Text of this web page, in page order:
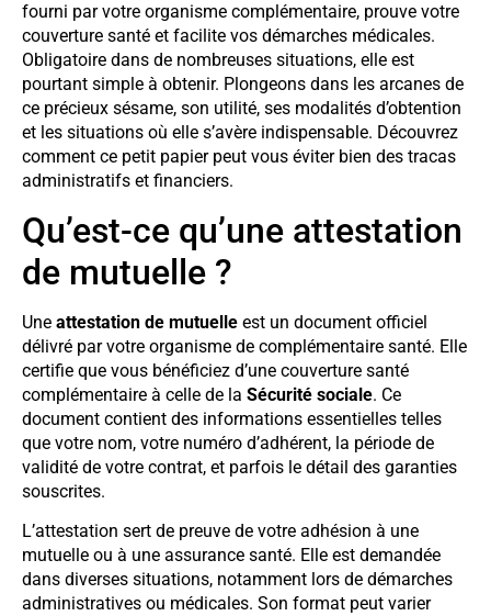
fourni par votre organisme complémentaire, prouve votre
couverture santé et facilite vos démarches médicales.
Obligatoire dans de nombreuses situations, elle est
pourtant simple à obtenir. Plongeons dans les arcanes de
ce précieux sésame, son utilité, ses modalités d’obtention
et les situations où elle s’avère indispensable. Découvrez
comment ce petit papier peut vous éviter bien des tracas
administratifs et financiers.
Qu’est-ce qu’une attestation
de mutuelle ?
Une attestation de mutuelle est un document officiel
délivré par votre organisme de complémentaire santé. Elle
certifie que vous bénéficiez d’une couverture santé
complémentaire à celle de la Sécurité sociale. Ce
document contient des informations essentielles telles
que votre nom, votre numéro d’adhérent, la période de
validité de votre contrat, et parfois le détail des garanties
souscrites.
L’attestation sert de preuve de votre adhésion à une
mutuelle ou à une assurance santé. Elle est demandée
dans diverses situations, notamment lors de démarches
administratives ou médicales. Son format peut varier